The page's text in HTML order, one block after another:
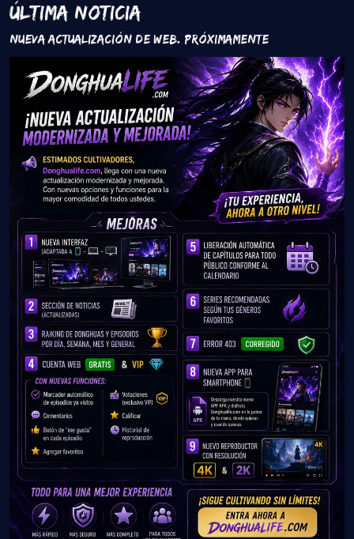
Última Noticia
Nueva Actualización de Web. Próximamente